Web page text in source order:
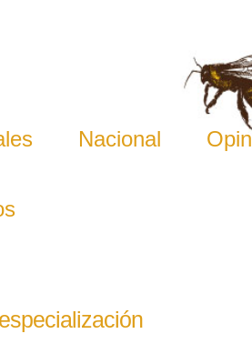
Nacional